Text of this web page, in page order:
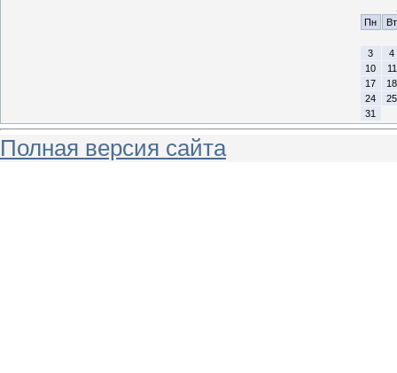
Пн
Вт
3
4
10
11
17
18
24
25
31
Полная версия сайта